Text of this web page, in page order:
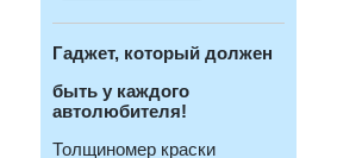
Гаджет, который должен
быть у каждого
автолюбителя!
Толщиномер краски